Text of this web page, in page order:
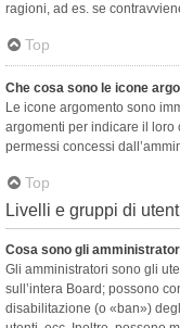
ragioni, ad es. se
Top
Che cosa sono le icone
Le icone argomento sono
argomenti per indicare il
permessi concessi
Top
Livelli e gruppi di
Cosa sono gli
Gli amministratori sono gli
sull’intera Board; possono
disabilitazione (o «ban»)